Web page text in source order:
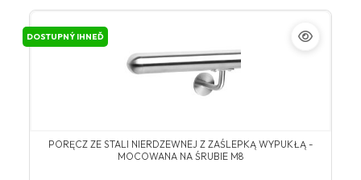
DOSTUPNÝ IHNEĎ
PORĘCZ ZE STALI NIERDZEWNEJ Z ZAŚLEPKĄ WYPUKŁĄ -
MOCOWANA NA ŚRUBIE M8